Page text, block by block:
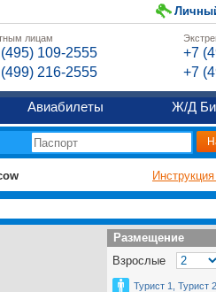
лицам
109-2555
216-2555
+7
+7
Авиабилеты Ж/Д
Размещение
Размещение
Взрослые
Турист 1, Турист 2